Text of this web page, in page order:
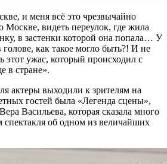
и меня всё это чрезвычайно
Москве, видеть переулок, где жила
в застенки которой она попала… У
как такое могло быть?! И не
этот ужас, который происходил с
в стране».
актеры выходили к зрителям на
гостей была «Легенда сцены»,
Васильева, которая сказала много
спектакля об одном из величайших